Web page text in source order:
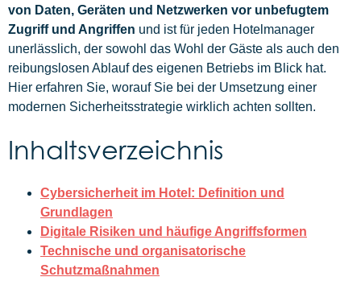
von Daten, Geräten und Netzwerken vor unbefugtem
Zugriff und Angriffen und ist für jeden Hotelmanager
unerlässlich, der sowohl das Wohl der Gäste als auch den
reibungslosen Ablauf des eigenen Betriebs im Blick hat.
Hier erfahren Sie, worauf Sie bei der Umsetzung einer
modernen Sicherheitsstrategie wirklich achten sollten.
Inhaltsverzeichnis
Cybersicherheit im Hotel: Definition und
Grundlagen
Digitale Risiken und häufige Angriffsformen
Technische und organisatorische
Schutzmaßnahmen